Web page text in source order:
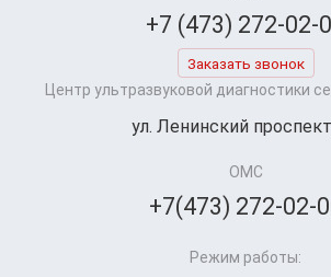
+7 (473) 272-02-
Заказать звонок
Центр ультразвуковой диагностики
ул. Ленинский
ОМС
+7(473) 272-02-
Режим работы: